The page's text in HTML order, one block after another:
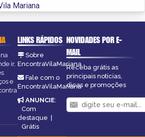
Mariana
ir,
e
LINKS RÁPIDOS
Sobre
EncontraVilaMariana
Fale com o
EncontraVilaMariana
ANUNCIE:
Com
destaque |
Grátis
NOVIDADES POR E-
MAIL
Receba grátis as
principais notícias,
dicas e promoções